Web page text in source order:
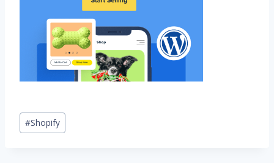
Etiquetas
de
#Shopify